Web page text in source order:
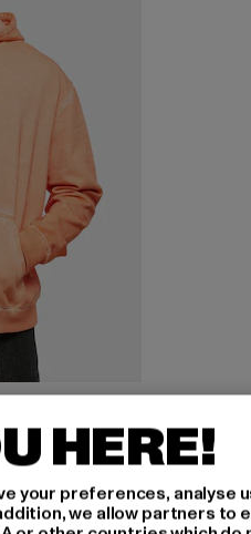
79,99 EUR
HERE!
your preferences, analyse
we allow partners to